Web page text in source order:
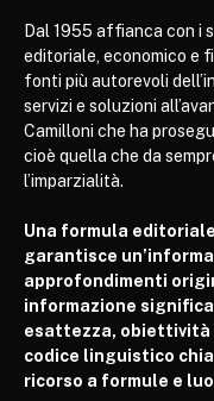
Dal 1955 affianca con i
editoriale, economico e
fonti più autorevoli
servizi e soluzioni
Camilloni che ha
cioè quella che da
l’imparzialità.
Una formula
garantisce
approfondimenti
informazione
esattezza, obiettività
codice linguistico
ricorso a formule e